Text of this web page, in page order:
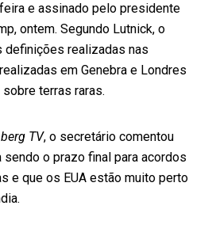
e assinado pelo presidente
ontem. Segundo Lutnick, o
definições realizadas nas
em Genebra e Londres
terras raras.
TV, o secretário comentou
sendo o prazo final para acordos
e que os EUA estão muito perto